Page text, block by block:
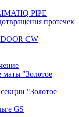
PIPE
протечек
CW
маты "Золотое
"Золотое
GS